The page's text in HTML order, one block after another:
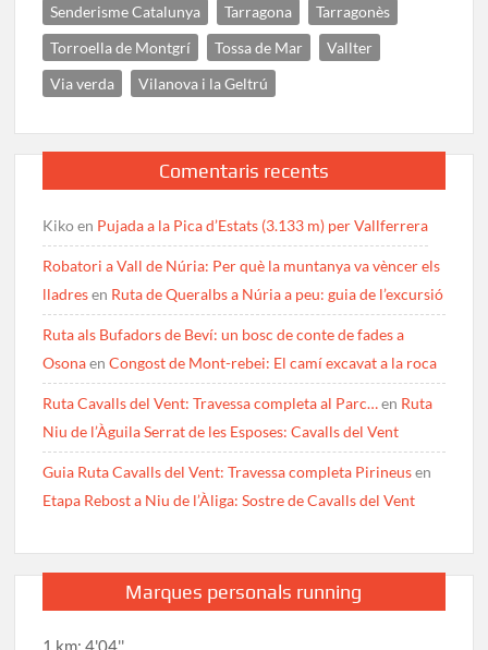
Senderisme Catalunya
Tarragona
Tarragonès
Torroella de Montgrí
Tossa de Mar
Vallter
Via verda
Vilanova i la Geltrú
Comentaris recents
Kikoen Pujada a la Pica d’Estats (3.133 m) per Vallferrera
Robatori a Vall de Núria: Per què la muntanya va vèncer els
lladresen Ruta de Queralbs a Núria a peu: guia de l’excursió
Ruta als Bufadors de Beví: un bosc de conte de fades a
OsonaenCongost de Mont-rebei: El camí excavat a la roca
Ruta Cavalls del Vent: Travessa completa al Parc…en Ruta
Niu de l’Àguila Serrat de les Esposes: Cavalls del Vent
Guia Ruta Cavalls del Vent: Travessa completa Pirineusen
Etapa Rebost a Niu de l’Àliga: Sostre de Cavalls del Vent
Marques personals running
1 km: 4'04''